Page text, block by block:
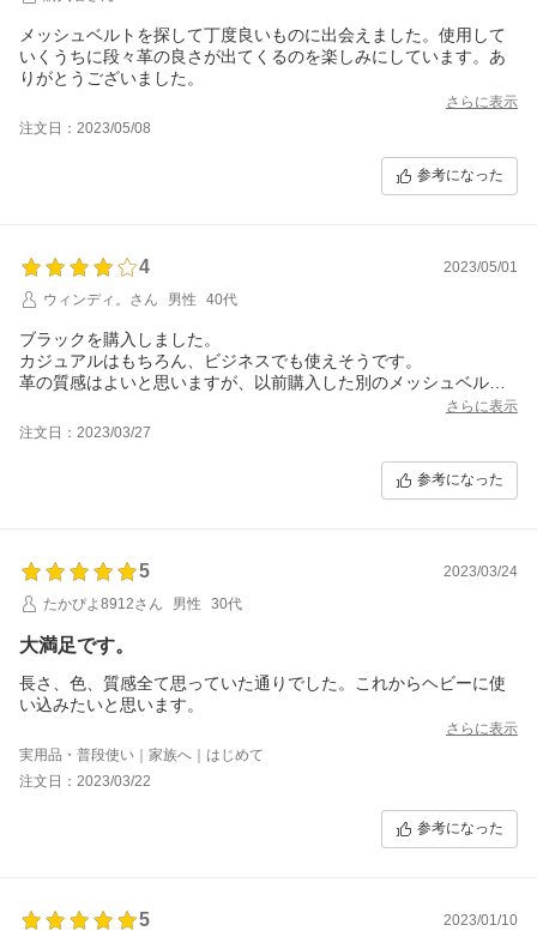
メッシュベルトを探して丁度良いものに出会えました。使用して
いくうちに段々革の良さが出てくるのを楽しみにしています。あ
りがとうございました。
さらに表示
注文日：2023/05/08
参考になった
4
2023/05/01
ウィンディ。さん
男性 40代
ブラックを購入しました。
カジュアルはもちろん、ビジネスでも使えそうです。
革の質感はよいと思いますが、以前購入した別のメッシュベルト
さらに表示
注文日：2023/03/27
参考になった
5
2023/03/24
たかぴよ8912さん
男性 30代
大満足です。
長さ、色、質感全て思っていた通りでした。これからヘビーに使
い込みたいと思います。
さらに表示
実用品・普段使い｜家族へ｜はじめて
注文日：2023/03/22
参考になった
5
2023/01/10